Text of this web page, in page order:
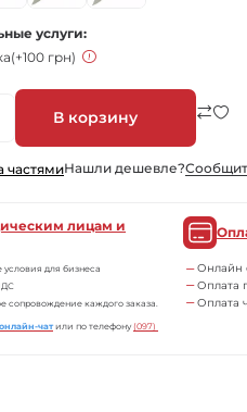
услуги
(+100 грн)
В корзину
частямиНашли дешевле?
лицам и
для бизнеса
сопровождение каждого заказа.
онлайн-чатили по телефону(097)
Онлайн
Оплата
Оплата